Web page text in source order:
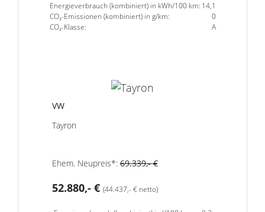
Energieverbrauch (kombiniert) in kWh/100 km: 14,1
CO₂-Emissionen (kombiniert) in g/km:
0
CO₂-Klasse:
A
VW
Tayron
Ehem. Neupreis*:69.339,- €
52.880,- € (44.437,- € netto)